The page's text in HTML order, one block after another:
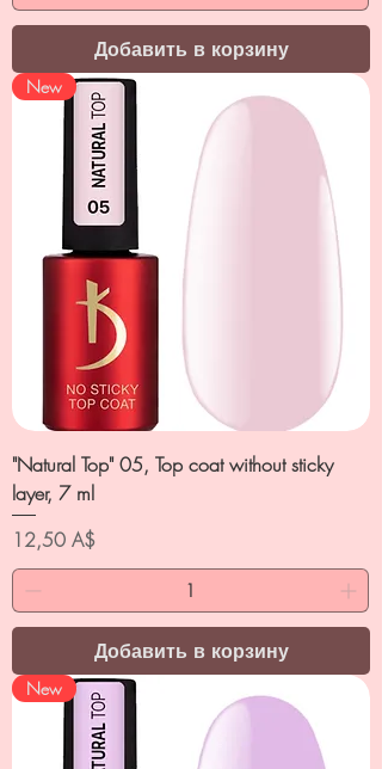
Добавить в корзину
New
"Natural Top" 05, Top coat without sticky
layer, 7 ml
Цена
12,50 A$
Добавить в корзину
New